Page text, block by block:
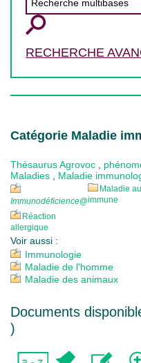
RECHERCHE
Catégorie Maladie
Thésaurus Agrovoc
Maladies
Maladie
Immunodéficience@
Maladie
immune
Réaction
allergique
Voir aussi :
Immunologie
Maladie de l'homme
Maladie des animaux
Documents
)